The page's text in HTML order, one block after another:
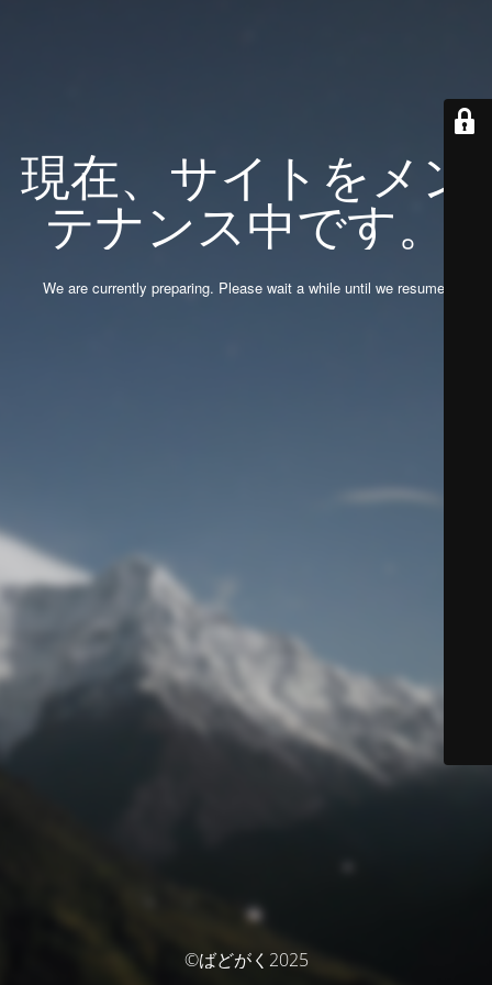
現在、サイトをメン
テナンス中です。
We are currently preparing. Please wait a while until we resume.
©ばどがく2025